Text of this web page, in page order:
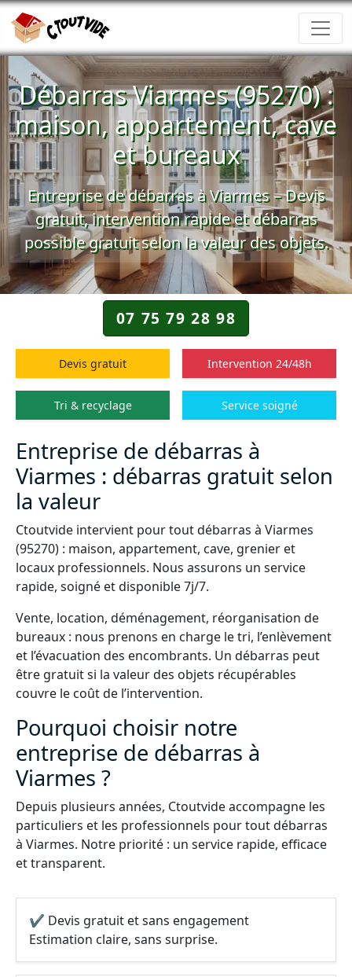
Débarras Viarmes (95270) :
maison, appartement, cave
et bureaux
Entreprise de débarras à Viarmes –Devis
gratuit, intervention rapide etdébarras
possible gratuitselon la valeur des objets.
07 75 79 28 98
Devis gratuit Intervention 24/48h
Tri & recyclage Service soigné
Entreprise de débarras à
Viarmes : débarras gratuit selon
la valeur
Ctoutvide intervient pour tout débarras à Viarmes
(95270) : maison, appartement, cave, grenier et
locaux professionnels. Nous assurons un service
rapide, soigné et disponible 7j/7.
Vente, location, déménagement, réorganisation de
bureaux : nous prenons en charge le tri, l’enlèvement
et l’évacuation des encombrants. Un débarras peut
être gratuit si la valeur des objets récupérables
couvre le coût de l’intervention.
Pourquoi choisir notre
entreprise de débarras à
Viarmes ?
Depuis plusieurs années, Ctoutvide accompagne les
particuliers et les professionnels pour tout débarras
à Viarmes. Notre priorité : un service rapide, efficace
et transparent.
✔ Devis gratuit et sans engagement
Estimation claire, sans surprise.